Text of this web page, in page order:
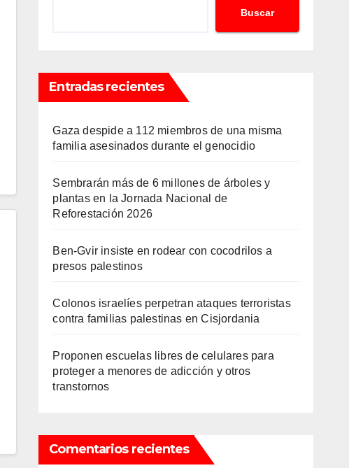
Buscar
Entradas recientes
Gaza despide a 112 miembros de una misma
familia asesinados durante el genocidio
Sembrarán más de 6 millones de árboles y
plantas en la Jornada Nacional de
Reforestación 2026
Ben-Gvir insiste en rodear con cocodrilos a
presos palestinos
Colonos israelíes perpetran ataques terroristas
contra familias palestinas en Cisjordania
Proponen escuelas libres de celulares para
proteger a menores de adicción y otros
transtornos
Comentarios recientes